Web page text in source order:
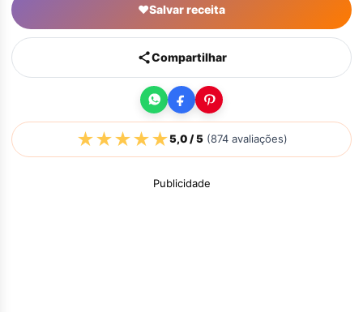
♥Salvar receita
Compartilhar
★★★★★5,0/ 5(874avaliações)
Publicidade